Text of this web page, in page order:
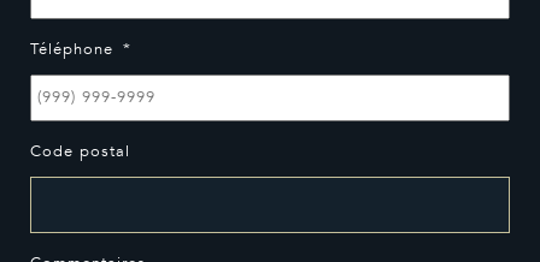
Téléphone *
Code postal